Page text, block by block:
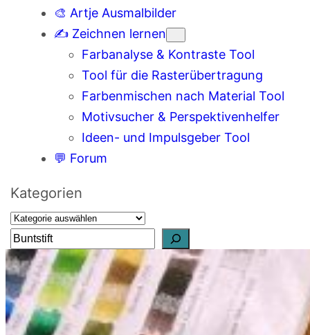
🎨 Artje Ausmalbilder
✍️ Zeichnen lernen
Farbanalyse & Kontraste Tool
Tool für die Rasterübertragung
Farbenmischen nach Material Tool
Motivsucher & Perspektivenhelfer
Ideen- und Impulsgeber Tool
💬 Forum
Kategorien
S
u
c
h
e